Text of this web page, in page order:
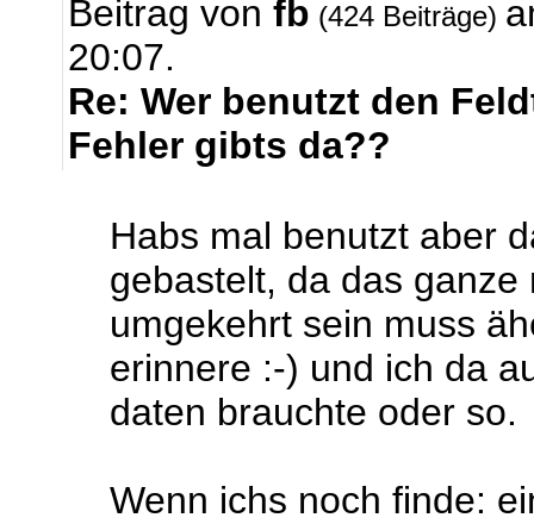
Beitrag von fb (424 Beiträge)
20:07.
Re: Wer benutzt den
Fehler gibts da??
Habs mal benutzt aber
gebastelt, da das
umgekehrt sein muss
erinnere :-) und ich da
daten brauchte oder so.
Wenn ichs noch finde: